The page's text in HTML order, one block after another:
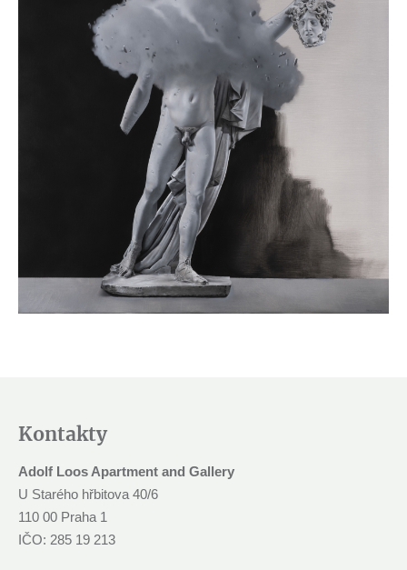
Kontakty
Adolf Loos Apartment and Gallery
U Starého hřbitova 40/6
110 00 Praha 1
IČO: 285 19 213